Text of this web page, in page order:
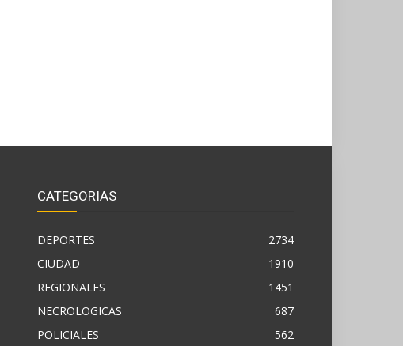
CATEGORÍAS
DEPORTES
2734
CIUDAD
1910
REGIONALES
1451
NECROLOGICAS
687
POLICIALES
562